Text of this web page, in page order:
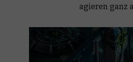
agieren ganz